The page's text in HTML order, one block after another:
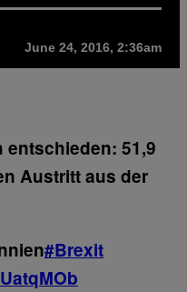
June 24, 2016, 2:36am
entschieden: 51,9
Austritt aus der
#Brexit